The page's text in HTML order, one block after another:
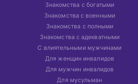
Знакомства с богатыми
Знакомства с военными
Знакомства с полными
Знакомства с адекватными
С влиятельными мужчинами
Для женщин инвалидов
Для мужчин инвалидов
Для мусульман